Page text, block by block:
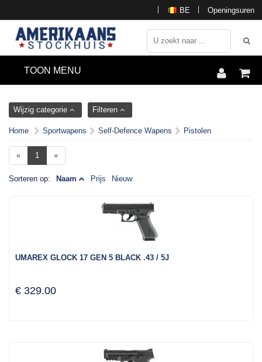
Openingsuren
BE
TOON MENU
Wijzig categorie Filteren
Home Sportwapens Self-Defence Wapens Pistolen
« 1 »
Sorteren op: Naam Prijs Nieuw
UMAREX GLOCK 17 GEN 5 BLACK .43 / 5J
€ 329.00